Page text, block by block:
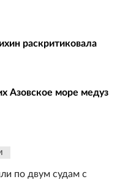
раскритиковала
Азовское море медуз
по двум судам с